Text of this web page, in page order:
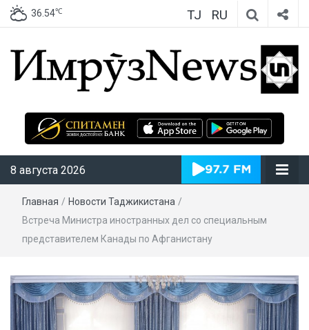
36.54℃ TJ RU
ИмрӯзNews
8 августа 2026
Главная / Новости Таджикистана /
Встреча Министра иностранных дел со специальным
представителем Канады по Афганистану